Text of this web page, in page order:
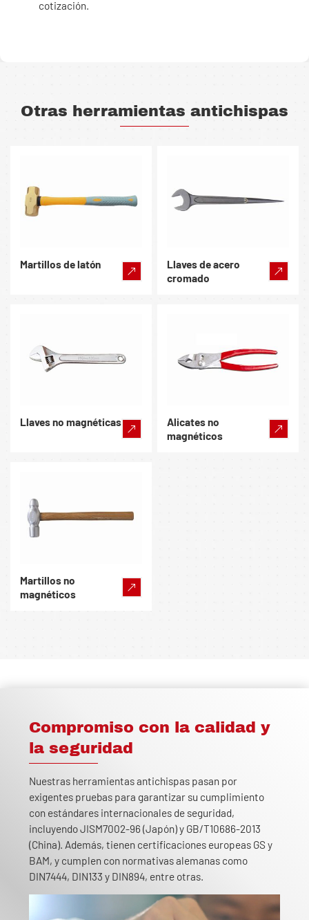
cotización.
Otras herramientas antichispas
Martillos de latón
Llaves de acero
cromado
Llaves no magnéticas
Alicates no
magnéticos
Martillos no
magnéticos
Compromiso con la calidad y
la seguridad
Nuestras herramientas antichispas pasan por
exigentes pruebas para garantizar su cumplimiento
con estándares internacionales de seguridad,
incluyendo JISM7002-96 (Japón) y GB/T10686-2013
(China). Además, tienen certificaciones europeas GS y
BAM, y cumplen con normativas alemanas como
DIN7444, DIN133 y DIN894, entre otras.